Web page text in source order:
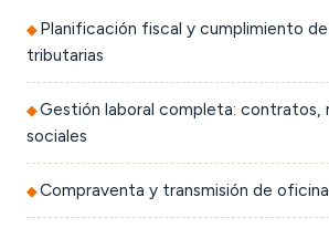
Planificación fiscal y cumplimiento
tributarias
Gestión laboral completa: contratos,
sociales
Compraventa y transmisión de